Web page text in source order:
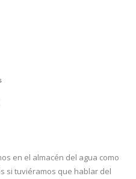
en el almacén del agua como
si tuviéramos que hablar del